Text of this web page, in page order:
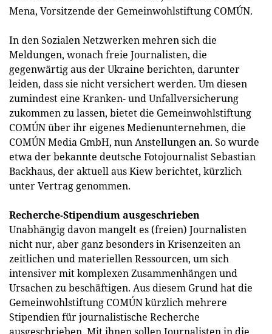
Mena, Vorsitzende der Gemeinwohlstiftung COMÚN.
In den Sozialen Netzwerken mehren sich die
Meldungen, wonach freie Journalisten, die
gegenwärtig aus der Ukraine berichten, darunter
leiden, dass sie nicht versichert werden. Um diesen
zumindest eine Kranken- und Unfallversicherung
zukommen zu lassen, bietet die Gemeinwohlstiftung
COMÚN über ihr eigenes Medienunternehmen, die
COMÚN Media GmbH, nun Anstellungen an. So wurde
etwa der bekannte deutsche Fotojournalist Sebastian
Backhaus, der aktuell aus Kiew berichtet, kürzlich
unter Vertrag genommen.
Recherche-Stipendium ausgeschrieben
Unabhängig davon mangelt es (freien) Journalisten
nicht nur, aber ganz besonders in Krisenzeiten an
zeitlichen und materiellen Ressourcen, um sich
intensiver mit komplexen Zusammenhängen und
Ursachen zu beschäftigen. Aus diesem Grund hat die
Gemeinwohlstiftung COMÚN kürzlich mehrere
Stipendien für journalistische Recherche